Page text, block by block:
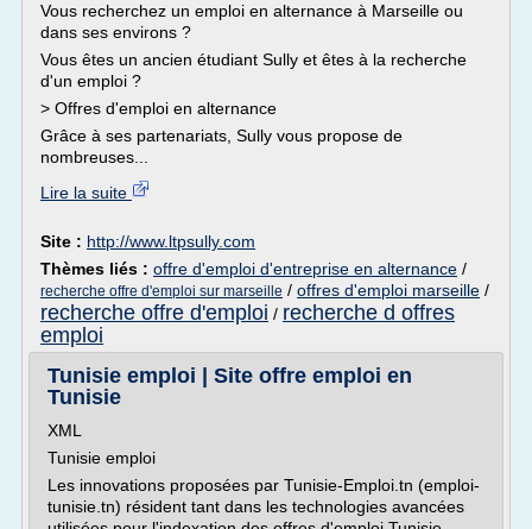
Vous recherchez un emploi en alternance à Marseille ou
dans ses environs ?
Vous êtes un ancien étudiant Sully et êtes à la recherche
d'un emploi ?
> Offres d'emploi en alternance
Grâce à ses partenariats, Sully vous propose de
nombreuses...
Lire la suite
Site : http://www.ltpsully.com
Thèmes liés : offre d'emploi d'entreprise en alternance /
recherche offre d'emploi sur marseille / offres d'emploi marseille /
recherche offre d'emploi / recherche d offres
emploi
Tunisie emploi | Site offre emploi en
Tunisie
XML
Tunisie emploi
Les innovations proposées par Tunisie-Emploi.tn (emploi-
tunisie.tn) résident tant dans les technologies avancées